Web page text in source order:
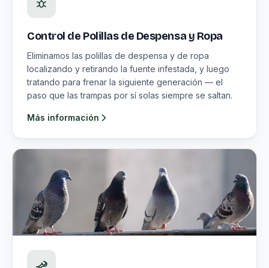
Control de Polillas de Despensa y Ropa
Eliminamos las polillas de despensa y de ropa
localizando y retirando la fuente infestada, y luego
tratando para frenar la siguiente generación — el
paso que las trampas por sí solas siempre se saltan.
Más información